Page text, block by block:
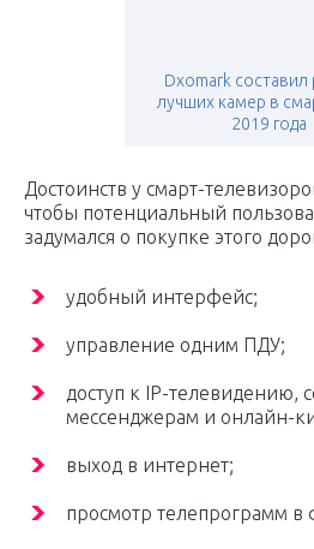
Dxomark составил
лучших камер в
2019 года
Достоинств у смарт-
чтобы потенциальный
задумался о покупке этого
удобный интерфейс;
управление одним ПДУ;
доступ к IP-телевидению,
мессенджерам и онлайн-
выход в интернет;
просмотр телепрограмм в